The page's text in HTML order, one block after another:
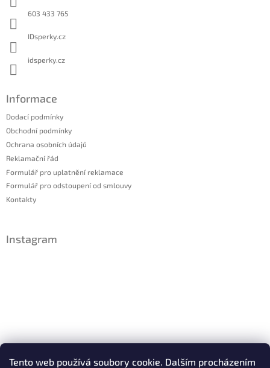
Tento web používá soubory cookie. Dalším procházením
603 433 765
IDsperky.cz
idsperky.cz
Informace
Dodací podmínky
Obchodní podmínky
Ochrana osobních údajů
Reklamační řád
Formulář pro uplatnění reklamace
Formulář pro odstoupení od smlouvy
Kontakty
Instagram
Sledovat na Instagramu